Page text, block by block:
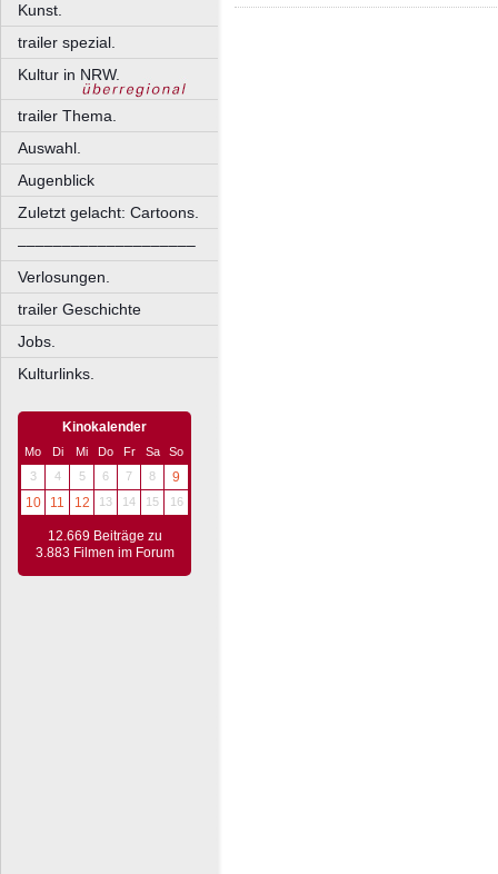
Kunst.
trailer spezial.
Kultur in NRW.
trailer Thema.
Auswahl.
Augenblick
Zuletzt gelacht: Cartoons.
––––––––––––––––––––
Verlosungen.
trailer Geschichte
Jobs.
Kulturlinks.
Kinokalender
Mo Di Mi Do Fr Sa
So
3
4 5 6 7 8
9
10
11 12 13 14 15 16
12.669 Beiträge zu
3.883 Filmen im Forum